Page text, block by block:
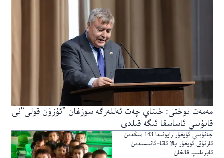
مەمەت توختى: خىتاي چەت ئەللەرگە سوزغان ”ئۇزۇن قولى“نى
قانۇنىي ئاساسقا ئىگە قىلدى
جەنۇبىي ئۇيغۇر رايونىدا 143 مىڭدىن
ئارتۇق ئويغۇر بالا ئاتا-ئانىسىدىن
ئايرىلىپ قالغان